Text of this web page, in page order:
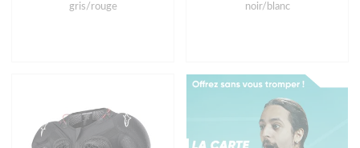
gris/rouge noir/blanc